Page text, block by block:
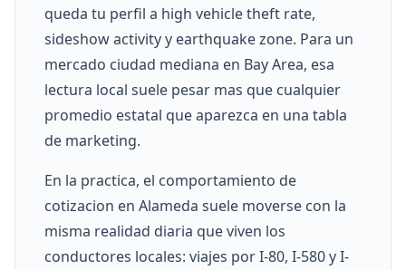
queda tu perfil a high vehicle theft rate,
sideshow activity y earthquake zone. Para un
mercado ciudad mediana en Bay Area, esa
lectura local suele pesar mas que cualquier
promedio estatal que aparezca en una tabla
de marketing.
En la practica, el comportamiento de
cotizacion en Alameda suele moverse con la
misma realidad diaria que viven los
conductores locales: viajes por I-80, I-580 y I-